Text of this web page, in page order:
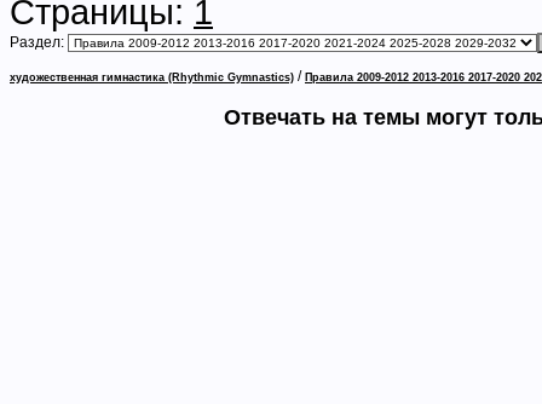
Страницы: 1
Раздел:
художественная гимнастика (Rhythmic Gymnastics) / Правила 2009-2012 2013-2016 2017-2020
Отвечать на темы могут